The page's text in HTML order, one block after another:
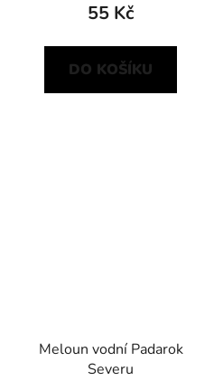
55 Kč
DO KOŠÍKU
Meloun vodní Padarok
Severu